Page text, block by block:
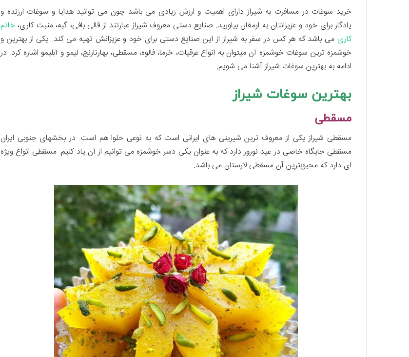
خرید سوغات در مسافرت به شیراز دارای اهمیت و ارزش زیادی می باشد چون می توانید هدایا و سوغات ارزنده و
یادگار برای خود و عزیزانتان به ارمغان بیاورید. صنایع دستی معروف شیراز عبارتند از قالی بافی، گبه، منبت کاری، خاتم
کاری می باشد که هر کس در سفر به شیراز از این صنایع دستی برای خود و عزیزانش تهیه می کند. یکی از بهترین و
خوشمزه ترین سوغات خوشمزه آن میتوان به انواع عرقیات، خرما، فالوه، مسقطی، بهارنارنج، لیمو و آبلیمو اشاره کرد. در
ادامه به بهترین سوغات شیراز آشنا می شویم.
بهترین سوغات شیراز
مسقطی
مسقطی شیراز یکی از معروف ترین شیرینی های ایرانی است که به نوعی حلوا هم است. در بخشهای جنوبی ایران
مسقطی جایگاه خاصی در عید نوروز دارد که به عنوان یکی دسر خوشمزه می توانیم از آن یاد کنیم. مسقطی انواع ویژه
ای دارد که محبوبترین آن مسقطی لارستان می باشد.